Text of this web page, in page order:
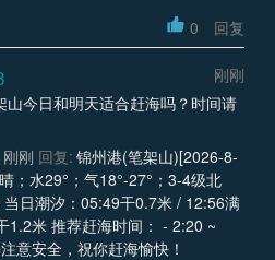
0 回复
刚刚
山今日和明天适合赶海吗？时间请
刚刚 回复: 锦州港(笔架山)[2026-8-
；水29°；气18°-27°；3-4级北
日潮汐：05:49干0.7米 / 12:56满
1.2米 推荐赶海时间： - 2:20 ~
意安全，祝你赶海愉快！